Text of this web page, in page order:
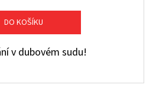
DO KOŠÍKU
v dubovém sudu!